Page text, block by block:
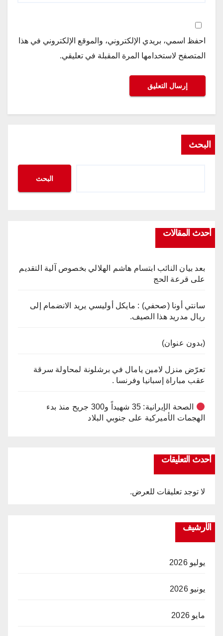
احفظ اسمي، بريدي الإلكتروني، والموقع الإلكتروني في هذا
المتصفح لاستخدامها المرة المقبلة في تعليقي.
البحث
البحث
أحدث المقالات
بعد بيان النائب ابتسام هاشم الهلالي بخصوص آلية التقديم
على قرعة الحج
سانتي أونا (صحفي) : مايكل أوليسي يريد الانضمام إلى
ريال مدريد هذا الصيف.
(بدون عنوان)
تعرّض منزل لامين يامال في برشلونة لمحاولة سرقة
عقب مباراة إسبانيا وفرنسا .
الصحة الإيرانية: 35 شهيداً و300 جريح منذ بدء
الهجمات الأميركية على جنوبي البلاد
أحدث التعليقات
لا توجد تعليقات للعرض.
الأرشيف
يوليو 2026
يونيو 2026
مايو 2026